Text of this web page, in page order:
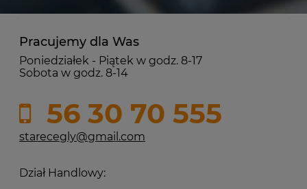
Pracujemy dla Was
Poniedziałek - Piątek w godz. 8-17
Sobota w godz. 8-14
56 30 70 555
starecegly@gmail.com
Dział Handlowy: